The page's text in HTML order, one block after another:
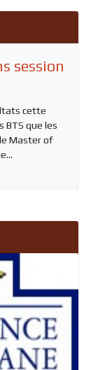
session
cette
BTS que les
Master of